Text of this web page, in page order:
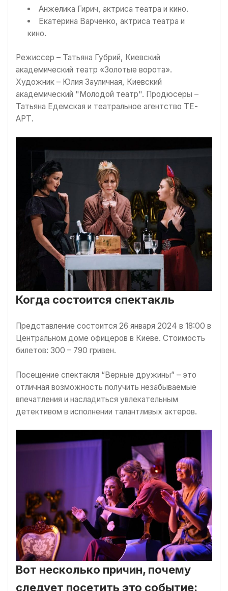
Анжелика Гирич, актриса театра и кино.
Екатерина Варченко, актриса театра и
кино.
Режиссер – Татьяна Губрий, Киевский
академический театр «Золотые ворота».
Художник – Юлия Зауличная, Киевский
академический "Молодой театр". Продюсеры –
Татьяна Едемская и театральное агентство ТЕ-
АРТ.
Когда состоится спектакль
Представление состоится 26 января 2024 в 18:00 в
Центральном доме офицеров в Киеве. Стоимость
билетов: 300 – 790 гривен.
Посещение спектакля “Верные дружины” – это
отличная возможность получить незабываемые
впечатления и насладиться увлекательным
детективом в исполнении талантливых актеров.
Вот несколько причин, почему
следует посетить это событие: